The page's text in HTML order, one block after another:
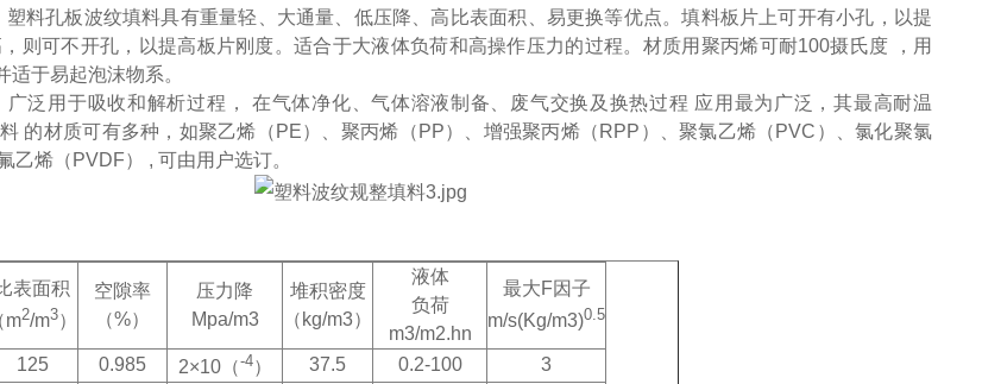
料孔板波纹填料具有重量轻、大通量、低压降、高比表面积、易更换等优点。填料板片上可开有小孔，以提
则可不开孔，以提高板片刚度。适合于大液体负荷和高操作压力的过程。材质用聚丙烯可耐100摄氏度 ，用
于易起泡沫物系。
广泛用于吸收和解析过程， 在气体净化、气体溶液制备、废气交换及换热过程 应用最为广泛，其最高耐温
的材质可有多种，如聚乙烯（PE）、聚丙烯（PP）、增强聚丙烯（RPP）、聚氯乙烯（PVC）、氯化聚氯
乙烯（PVDF） , 可由用户选订。
表面积
m2/m3）
空隙率
（%）
压力降
Mpa/m3
堆积密度
（kg/m3）
液体
负荷
m3/m2.hn
最大F因子
m/s(Kg/m3)0.5
125 0.985 2×10（-4） 37.5 0.2-100
3